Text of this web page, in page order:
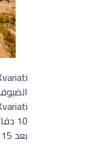
بعد 15 كم من مطار باتومي، فسوف يستغرق الوصول إليه حوالي 16 دقيقة بالسيارة.